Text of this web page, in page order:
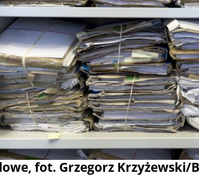
fot. Grzegorz Krzyżewski/